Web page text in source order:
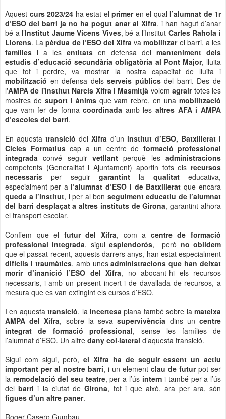
Aquest curs 2023/24 ha estat el primer en el qual l’alumnat de 1r
d’ESO del barri ja no ha pogut anar al Xifra, i han hagut d’anar
bé a l’Institut Jaume Vicens Vives, bé a l’Institut Carles Rahola i
Llorens. Lapèrdua de l’ESO del Xifravamobilitzar el barri, a les
famílies i a les entitats en defensa del manteniment dels
estudis d’educació secundària obligatòria al Pont Major, lluita
que tot i perdre, va mostrar la nostra capacitat de lluita i
mobilització en defensa delsserveis públicsdel barri. Des de
l'AMPA de l'Institut Narcís Xifra i Masmitjà volemagrair totes les
mostres de suport i ànims que vam rebre, en unamobilització
que vam fer de formacoordinada amb lesaltres AFA i AMPA
d’escoles del barri.
En aquestatransiciódelXifra d’un institut d’ESO, Batxillerat i
Cicles Formatiuscap a un centre de formació professional
integradaconvé seguirvetllant perquè lesadministracions
competents (Generalitat i Ajuntament) aportin tots els recursos
necessarisper seguirgarantint la qualitateducativa,
especialment per a l’alumnat d’ESO i de Batxillerat que encara
queda a l’institut, i per al bon seguiment educatiu de l’alumnat
del barri desplaçat a altres instituts de Girona, garantint alhora
el transport escolar.
Confiem que el futur del Xifra, com a centre de formació
professional integrada, siguiesplendorós, però no oblidem
que el passat recent, aquests darrers anys, han estat especialment
difícils i traumàtics, amb unesadministracions que han deixat
morir d’inanició l’ESO del Xifra, no abocant-hi els recursos
necessaris, i amb un present incert i de davallada de recursos, a
mesura que es van extingint els cursos d’ESO.
I en aquestatransició, la incertesaplana també sobre lamateixa
AMPA del Xifra, sobre la sevasupervivència dins un centre
integrat de formació professional, sense les famílies de
l’alumnat d’ESO. Un altre dany col·lateral d’aquesta transició.
Sigui com sigui, però,el Xifra ha de seguir essent un actiu
important per al nostre barri, i un element clau de futurpot ser
la remodelació del seu teatre, per a l’ús interni també per a l’ús
delbarrii la ciutat deGirona, tot i que això, ara per ara, són
figues d’un altre paner.
Roger Casero Gumbau